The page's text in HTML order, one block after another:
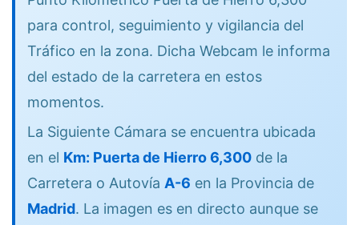
para control, seguimiento y vigilancia del
Tráfico en la zona. Dicha Webcam le informa
del estado de la carretera en estos
momentos.
La Siguiente Cámara se encuentra ubicada
en el Km: Puerta de Hierro 6,300 de la
Carretera o Autovía A-6 en la Provincia de
Madrid. La imagen es en directo aunque se